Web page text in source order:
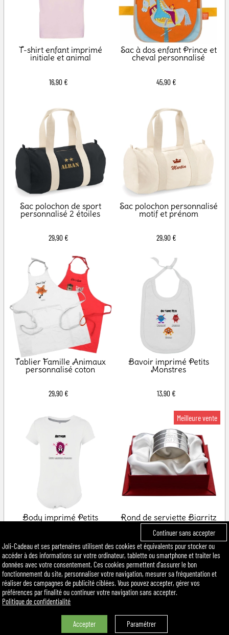
T-shirt enfant imprimé
initiale et animal
16,90 €
Sac à dos enfant Prince et
cheval personnalisé
45,90 €
Sac polochon de sport
personnalisé 2 étoiles
29,90 €
Sac polochon personnalisé
motif et prénom
29,90 €
Tablier Famille Animaux
personnalisé coton
29,90 €
Bavoir imprimé Petits
Monstres
13,90 €
Body imprimé Petits
15,90 €
Rond de serviette Biarritz
en métal argenté
89,00 €
Continuer sans accepter
Joli-Cadeau et ses partenaires utilisent des cookies et équivalents pour stocker ou
accéder à des informations sur votre ordinateur, tablette ou smartphone et traiter les
données avec votre consentement. Ces cookies permettent d'assurer le bon
fonctionnement du site, personnaliser votre navigation, mesurer sa fréquentation et
réaliser des campagnes de publicité ciblées. Vous pouvez accepter, gérer vos
préférences par finalité ou continuer votre navigation sans accepter.
Politique de confidentialité
Accepter Paramétrer